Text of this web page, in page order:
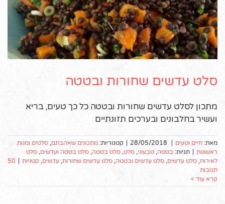
סלט עדשים שחורות ובטטה
מתכון לסלט עדשים שחורות ובטטה כל כך טעים, בריא
ועשיר בחלבונים ובערכים תזונתיים
מאת: חיים וטעים |
28/05/2018
| קטגוריות: מתכונים שאהבתם סלטים ומנות
ראשונות | תגיות: בטטה טבעוני סלט סלט בטטה סלט בטטה ועדשים סלט
לאירוח סלט עדשים סלט עדשים ובטטה סלט עדשים שחורות עדשים קטניות |
50
תגובות
קרא עוד >